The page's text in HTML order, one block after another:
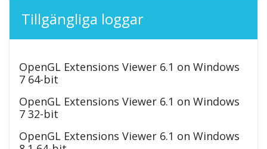
Tillgängliga loggar
OpenGL Extensions Viewer 6.1 on Windows
7 64-bit
OpenGL Extensions Viewer 6.1 on Windows
7 32-bit
OpenGL Extensions Viewer 6.1 on Windows